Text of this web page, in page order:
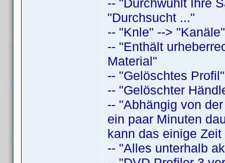
-- "Durchwühlt Ihre
"Durchsucht ..."
-- "Knle" --> "Kanäle"
-- "Enthält
Material"
-- "Gelöschtes
-- "Gelöschter
-- "Abhängig von
ein paar Minuten
kann das einige Zeit
-- "Alles unterhalb